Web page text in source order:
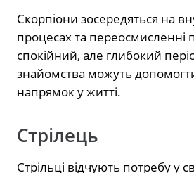
Скорпіони зосередяться на
процесах та переосмисленні
спокійний, але глибокий
знайомства можуть
напрямок у житті.
Стрілець
Стрільці відчують потребу у